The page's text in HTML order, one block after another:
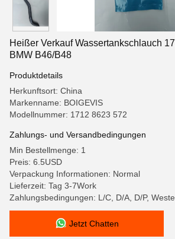
Heißer Verkauf Wassertankschlauch
BMW B46/B48
Produktdetails
Herkunftsort: China
Markenname: BOIGEVIS
Modellnummer: 1712 8623 572
Zahlungs- und Versandbedingungen
Min Bestellmenge: 1
Preis: 6.5USD
Verpackung Informationen: Normal
Lieferzeit: Tag 3-7Work
Zahlungsbedingungen: L/C, D/A, D/P,
Jetzt Chatten